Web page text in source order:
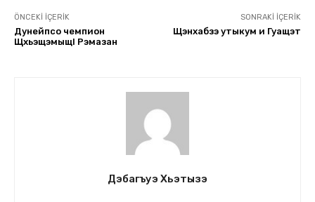
ÖNCEKI İÇERIK
Дунейпсо чемпион
Щхьэщэмыщl Рэмазан
SONRAKI İÇERIK
Щэнхабзэ утыкум и Гуащэт
Дэбагъуэ Хьэтызэ